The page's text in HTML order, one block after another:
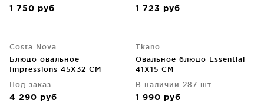
1 750 руб 1 723 руб
Costa Nova
Блюдо овальное
Impressions 45X32 CM
Под заказ
4 290 руб
Tkano
Овальное блюдо Essential
41X15 CM
В наличии 287 шт.
1 990 руб